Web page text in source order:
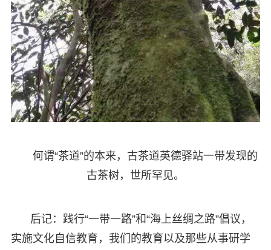
何谓“茶道”的本来，古茶道英德驿站一带发现的
古茶树，世所罕见。
后记：践行“一带一路”和“海上丝绸之路”倡议，
实施文化自信教育，我们的教育以及那些从事研学